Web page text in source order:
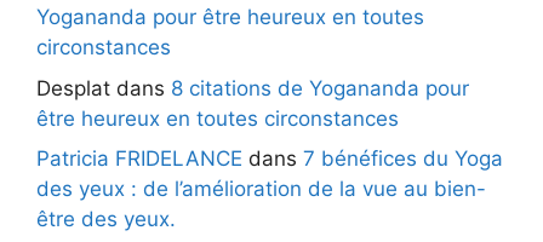
Yogananda pour être heureux en toutes
circonstances
Desplat dans 8 citations de Yogananda pour
être heureux en toutes circonstances
Patricia FRIDELANCE dans 7 bénéfices du Yoga
des yeux : de l’amélioration de la vue au bien-
être des yeux.